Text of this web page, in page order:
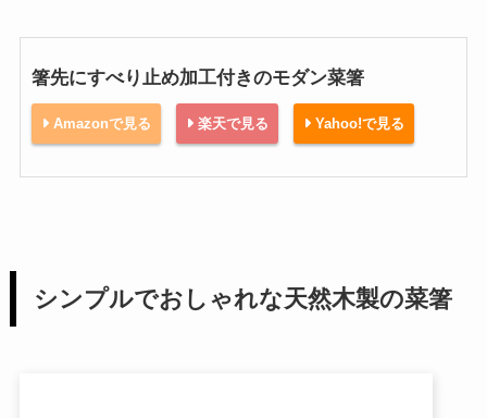
箸先にすべり止め加工付きのモダン菜箸
Amazonで見る 楽天で見る Yahoo!で見る
シンプルでおしゃれな天然木製の菜箸